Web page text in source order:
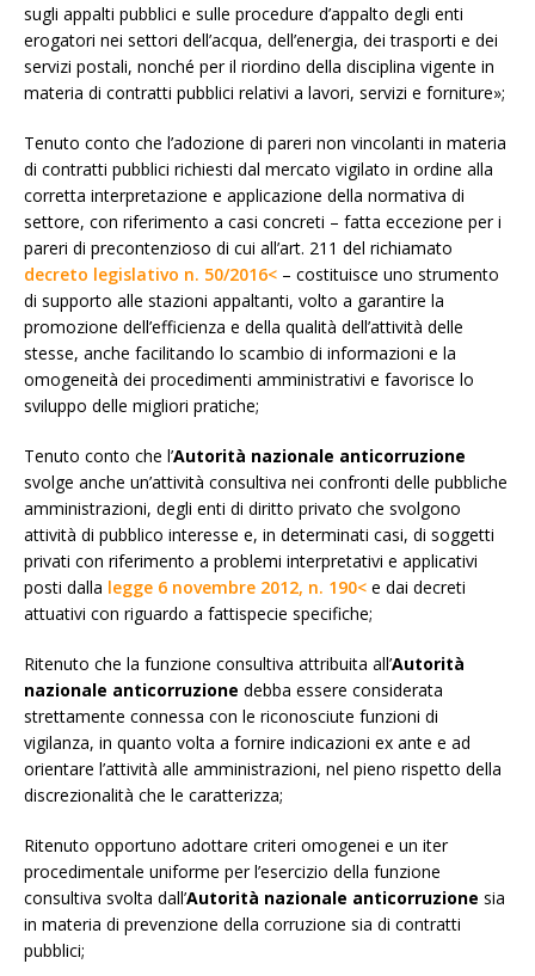
sugli appalti pubblici e sulle procedure d’appalto degli enti
erogatori nei settori dell’acqua, dell’energia, dei trasporti e dei
servizi postali, nonché per il riordino della disciplina vigente in
materia di contratti pubblici relativi a lavori, servizi e forniture»;
Tenuto conto che l’adozione di pareri non vincolanti in materia
di contratti pubblici richiesti dal mercato vigilato in ordine alla
corretta interpretazione e applicazione della normativa di
settore, con riferimento a casi concreti – fatta eccezione per i
pareri di precontenzioso di cui all’art. 211 del richiamato
decreto legislativo n. 50/2016< – costituisce uno strumento
di supporto alle stazioni appaltanti, volto a garantire la
promozione dell’efficienza e della qualità dell’attività delle
stesse, anche facilitando lo scambio di informazioni e la
omogeneità dei procedimenti amministrativi e favorisce lo
sviluppo delle migliori pratiche;
Tenuto conto che l’Autorità nazionale anticorruzione
svolge anche un’attività consultiva nei confronti delle pubbliche
amministrazioni, degli enti di diritto privato che svolgono
attività di pubblico interesse e, in determinati casi, di soggetti
privati con riferimento a problemi interpretativi e applicativi
posti dalla legge 6 novembre 2012, n. 190< e dai decreti
attuativi con riguardo a fattispecie specifiche;
Ritenuto che la funzione consultiva attribuita all’Autorità
nazionale anticorruzione debba essere considerata
strettamente connessa con le riconosciute funzioni di
vigilanza, in quanto volta a fornire indicazioni ex ante e ad
orientare l’attività alle amministrazioni, nel pieno rispetto della
discrezionalità che le caratterizza;
Ritenuto opportuno adottare criteri omogenei e un iter
procedimentale uniforme per l’esercizio della funzione
consultiva svolta dall’Autorità nazionale anticorruzione sia
in materia di prevenzione della corruzione sia di contratti
pubblici;